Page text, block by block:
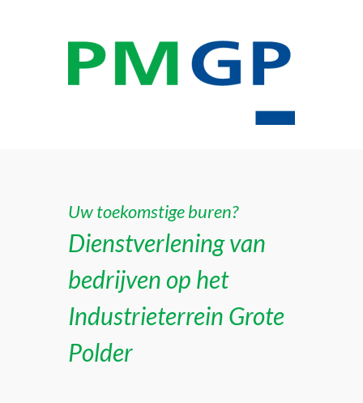
Uw toekomstige buren?
Dienstverlening van
bedrijven op het
Industrieterrein Grote
Polder